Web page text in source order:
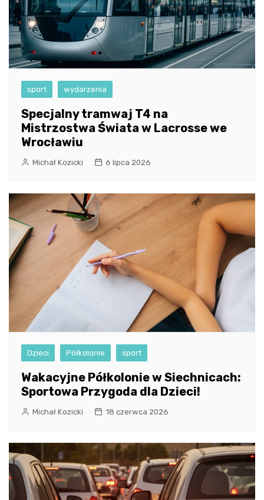
sport wydarzenia
Specjalny tramwaj T4 na
Mistrzostwa Świata w Lacrosse we
Wrocławiu
Michał Kozicki 6 lipca 2026
Dzieci Półkolonie sport
Wakacyjne Półkolonie w Siechnicach:
Sportowa Przygoda dla Dzieci!
Michał Kozicki 18 czerwca 2026